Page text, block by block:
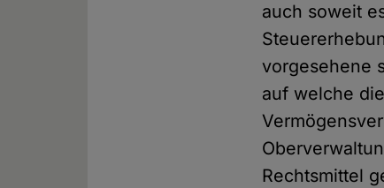
auch soweit
vorgesehene
auf welche
Rechtsmittel